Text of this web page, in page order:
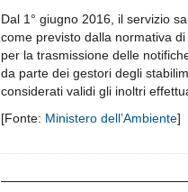
Dal 1° giugno 2016, il servizio
come previsto dalla normativa
per la trasmissione delle
da parte dei gestori degli
considerati validi gli inoltri
[Fonte: Ministero dell’Ambiente]